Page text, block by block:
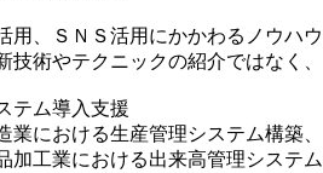
用、ＳＮＳ活用にかかわるノウハ
やテクニックの紹介ではなく、
テム導入支援
おける生産管理システム構築、
における出来高管理システムな